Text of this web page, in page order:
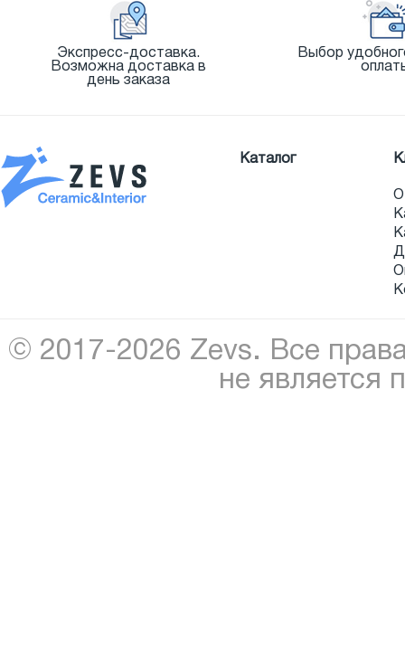
Экспресс-доставка.
Возможна доставка в
день заказа
Выбор
Каталог
О
© 2017-2026 Zevs. Все
не является